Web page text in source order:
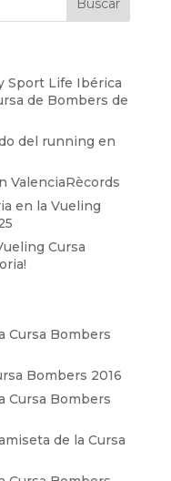
Sport Life Ibérica
de Bombers de
del running en
ValenciaRècords
en la Vueling
Cursa
Cursa Bombers
Bombers 2016
Cursa Bombers
de la Cursa